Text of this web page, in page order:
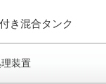
き混合タンク
装置